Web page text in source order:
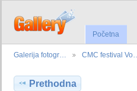
Početna
Galerija fotogr… CMC festival Vo…
Prethodna